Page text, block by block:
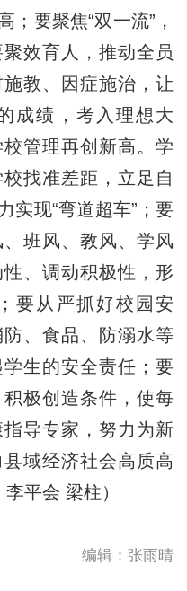
；要聚焦“双一流”，
效育人，推动全员
教、因症施治，让
成绩，考入理想大
管理再创新高。学
找准差距，立足自
实现“弯道超车”；要
班风、教风、学风
、调动积极性，形
要从严抓好校园安
、食品、防溺水等
生的安全责任；要
极创造条件，使每
导专家，努力为新
域经济社会高质高
平会 梁柱）
编辑：张雨晴